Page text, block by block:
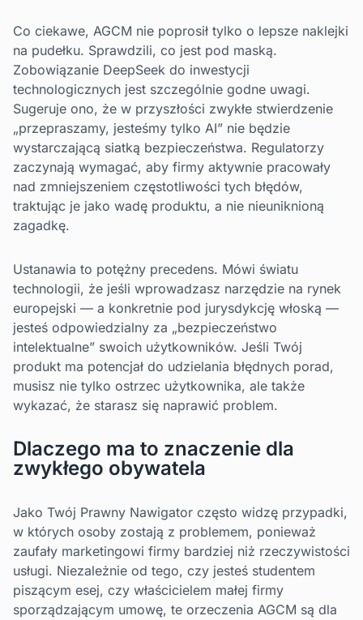
Co ciekawe, AGCM nie poprosił tylko o lepsze naklejki
na pudełku. Sprawdzili, co jest pod maską.
Zobowiązanie DeepSeek do inwestycji
technologicznych jest szczególnie godne uwagi.
Sugeruje ono, że w przyszłości zwykłe stwierdzenie
„przepraszamy, jesteśmy tylko AI” nie będzie
wystarczającą siatką bezpieczeństwa. Regulatorzy
zaczynają wymagać, aby firmy aktywnie pracowały
nad zmniejszeniem częstotliwości tych błędów,
traktując je jako wadę produktu, a nie nieuniknioną
zagadkę.
Ustanawia to potężny precedens. Mówi światu
technologii, że jeśli wprowadzasz narzędzie na rynek
europejski — a konkretnie pod jurysdykcję włoską —
jesteś odpowiedzialny za „bezpieczeństwo
intelektualne” swoich użytkowników. Jeśli Twój
produkt ma potencjał do udzielania błędnych porad,
musisz nie tylko ostrzec użytkownika, ale także
wykazać, że starasz się naprawić problem.
Dlaczego ma to znaczenie dla
zwykłego obywatela
Jako Twój Prawny Nawigator często widzę przypadki,
w których osoby zostają z problemem, ponieważ
zaufały marketingowi firmy bardziej niż rzeczywistości
usługi. Niezależnie od tego, czy jesteś studentem
piszącym esej, czy właścicielem małej firmy
sporządzającym umowę, te orzeczenia AGCM są dla